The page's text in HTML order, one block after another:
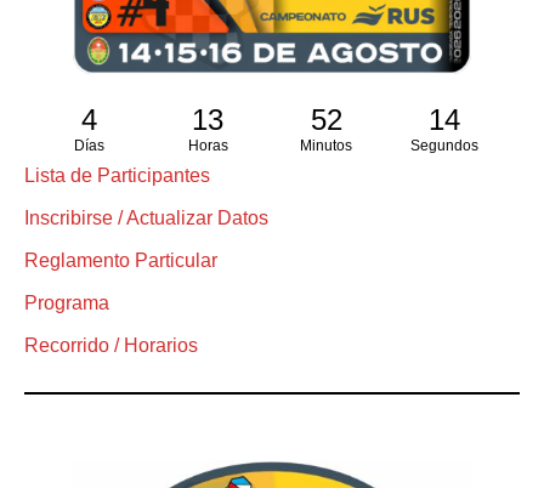
4
Días
13
Horas
52
Minutos
13
Segundos
Lista de Participantes
Inscribirse / Actualizar Datos
Reglamento Particular
Programa
Recorrido / Horarios